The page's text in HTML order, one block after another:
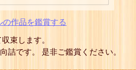
玉
歩
歩
玉
馬
の作品を鑑賞する
束します。
詰です。 是非ご鑑賞ください。